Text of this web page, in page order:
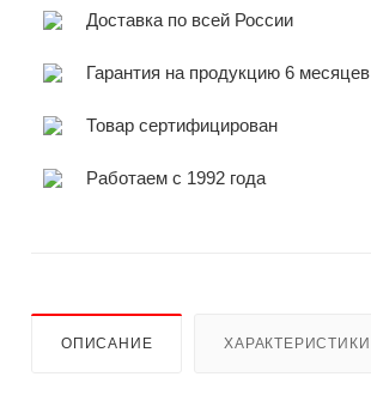
Доставка по всей России
Гарантия на продукцию 6 месяцев
Товар сертифицирован
Работаем с 1992 года
ОПИСАНИЕ ХАРАКТЕРИСТИКИ